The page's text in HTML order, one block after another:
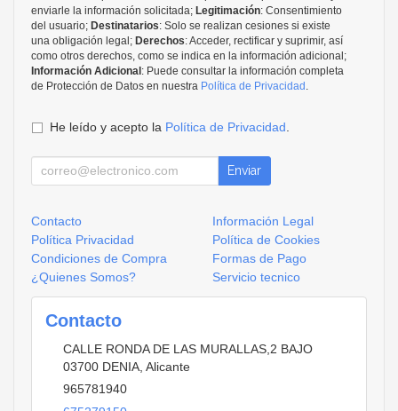
enviarle la información solicitada; Legitimación: Consentimiento
del usuario; Destinatarios: Solo se realizan cesiones si existe
una obligación legal; Derechos: Acceder, rectificar y suprimir, así
como otros derechos, como se indica en la información adicional;
Información Adicional : Puede consultar la información completa
de Protección de Datos en nuestra Política de Privacidad
He leído y acepto la Política de Privacidad
Enviar
Contacto
Información Legal
Política Privacidad
Política de Cookies
Condiciones de Compra
Formas de Pago
¿Quienes Somos?
Servicio tecnico
Contacto
CALLE RONDA DE LAS MURALLAS,2 BAJO
03700 DENIA Alicante
965781940